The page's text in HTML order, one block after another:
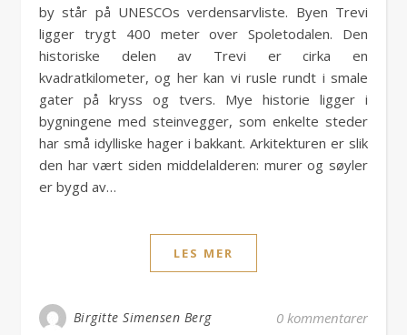
by står på UNESCOs verdensarvliste. Byen Trevi
ligger trygt 400 meter over Spoletodalen. Den
historiske delen av Trevi er cirka en
kvadratkilometer, og her kan vi rusle rundt i smale
gater på kryss og tvers. Mye historie ligger i
bygningene med steinvegger, som enkelte steder
har små idylliske hager i bakkant. Arkitekturen er slik
den har vært siden middelalderen: murer og søyler
er bygd av…
LES MER
Birgitte Simensen Berg 0 kommentarer